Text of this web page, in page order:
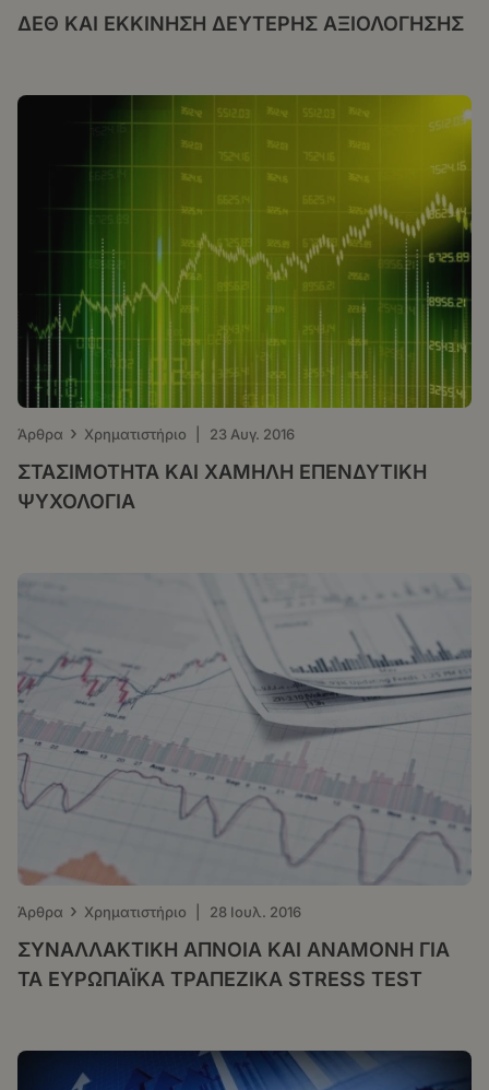
ΔΕΘ ΚΑΙ ΕΚΚΙΝΗΣΗ ΔΕΥΤΕΡΗΣ ΑΞΙΟΛΟΓΗΣΗΣ
Άρθρα › Χρηματιστήριο 23 Αυγ. 2016
ΣΤΑΣΙΜΟΤΗΤΑ ΚΑΙ ΧΑΜΗΛΗ ΕΠΕΝΔΥΤΙΚΗ
ΨΥΧΟΛΟΓΙΑ
Άρθρα › Χρηματιστήριο 28 Ιουλ. 2016
ΣΥΝΑΛΛΑΚΤΙΚΗ ΑΠΝΟΙΑ ΚΑΙ ΑΝΑΜΟΝΗ ΓΙΑ
ΤΑ ΕΥΡΩΠΑΪΚΑ ΤΡΑΠΕΖΙΚΑ STRESS TEST